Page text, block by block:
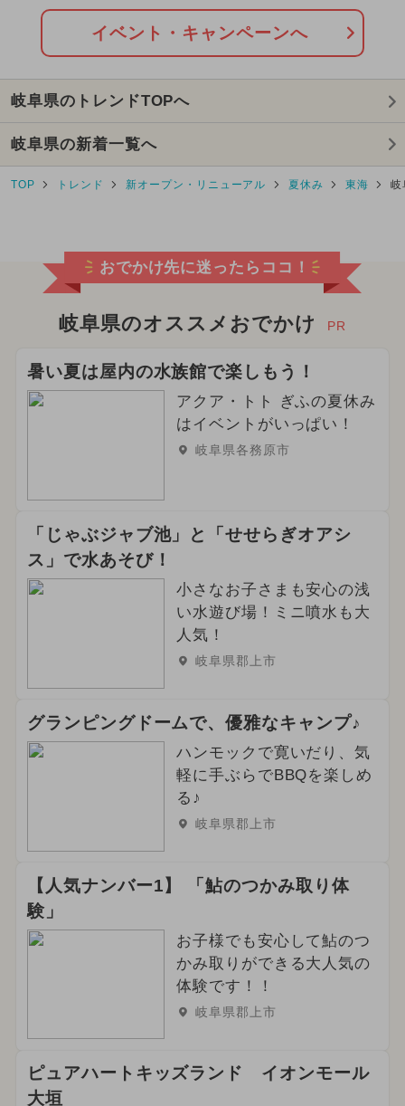
イベント・キャンペーンへ
岐阜県のトレンドTOPへ
岐阜県の新着一覧へ
TOP トレンド 新オープン・リニューアル 夏休み 東海 岐
おでかけ先に迷ったらココ！
岐阜県のオススメおでかけ PR
暑い夏は屋内の水族館で楽しもう！
アクア・トト ぎふの夏休み
はイベントがいっぱい！
岐阜県各務原市
「じゃぶジャブ池」と「せせらぎオアシ
ス」で水あそび！
小さなお子さまも安心の浅
い水遊び場！ミニ噴水も大
人気！
岐阜県郡上市
グランピングドームで、優雅なキャンプ♪
ハンモックで寛いだり、気
軽に手ぶらでBBQを楽しめ
る♪
岐阜県郡上市
【人気ナンバー1】 「鮎のつかみ取り体
験」
お子様でも安心して鮎のつ
かみ取りができる大人気の
体験です！！
岐阜県郡上市
ピュアハートキッズランド イオンモール
大垣